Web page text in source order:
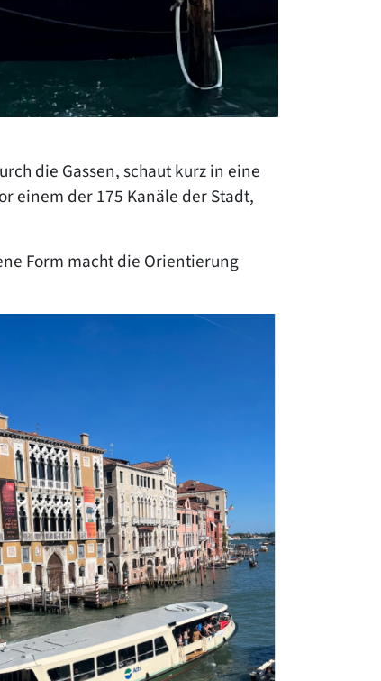
die Gassen, schaut kurz in eine
einem der 175 Kanäle der Stadt,
Form macht die Orientierung